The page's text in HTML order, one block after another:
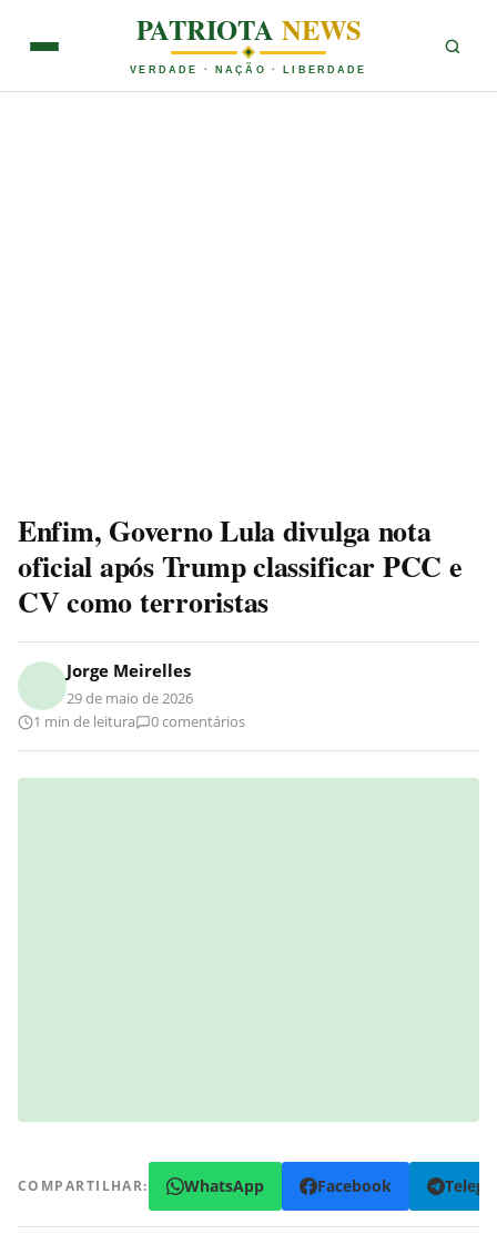
PATRIOTANEWS
VERDADE · NAÇÃO · LIBERDADE
Enfim, Governo Lula divulga nota
oficial após Trump classificar PCC e
CV como terroristas
Jorge Meirelles
29 de maio de 2026
1 min de leitura
0 comentários
COMPARTILHAR: WhatsApp Facebook